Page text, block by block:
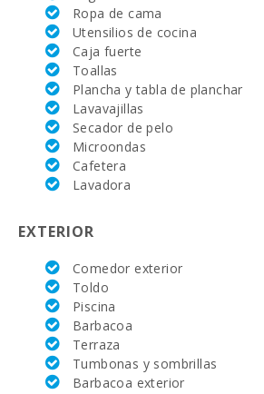
Academia de tenis
Rafa Nadal (km):
Supermercado -
Mercadona (km):
Supermercado -
Eroski (km):
Katmandu Park
Parque
Palma Aquarium
(km):
Marineland
Mallorca (km):
Parque acuático -
Hidropark Alcudia
Ropa de cama
Utensilios de cocina
Caja fuerte
Toallas
Plancha y tabla de planchar
Lavavajillas
Secador de pelo
Microondas
Cafetera
Lavadora
EXTERIOR
Comedor exterior
Toldo
Piscina
Barbacoa
Terraza
Tumbonas y sombrillas
Barbacoa exterior